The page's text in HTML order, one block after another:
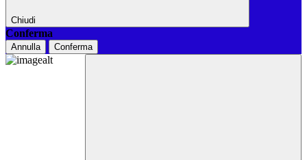
Chiudi
Conferma
Annulla Conferma